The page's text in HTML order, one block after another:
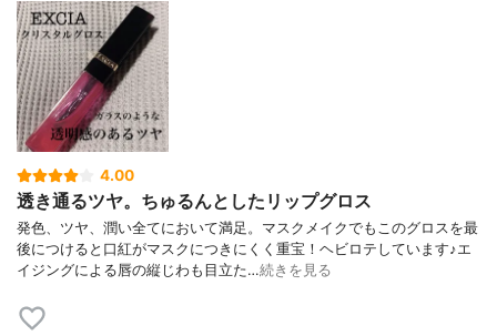
4.00
透き通るツヤ。ちゅるんとしたリップグロス
発色、ツヤ、潤い全てにおいて満足。マスクメイクでもこのグロスを最
後につけると口紅がマスクにつきにくく重宝！ヘビロテしています♪エ
イジングによる唇の縦じわも目立た…続きを見る